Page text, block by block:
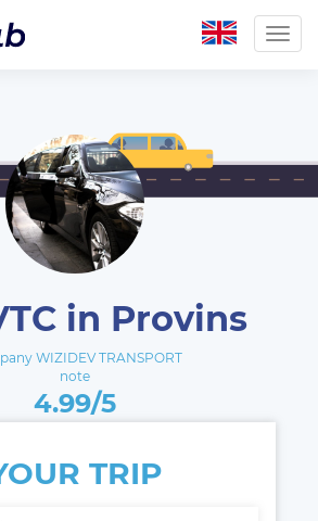
in Provins
WIZIDEV TRANSPORT
note
4.99/5
TRIP